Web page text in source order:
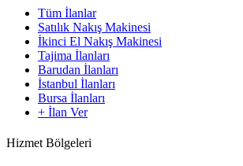
Tüm İlanlar
Satılık Nakış Makinesi
İkinci El Nakış Makinesi
Tajima İlanları
Barudan İlanları
İstanbul İlanları
Bursa İlanları
+ İlan Ver
Hizmet Bölgeleri